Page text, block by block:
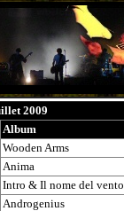
2009
Album
Wooden Arms
Anima
Intro & Il nome del vento
Androgenius